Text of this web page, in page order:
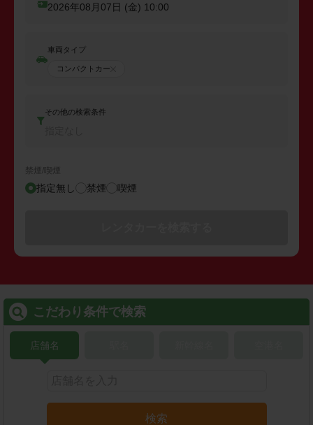
2026年08月07日 (金) 10:00
車両タイプ
コンパクトカー
その他の検索条件
禁煙/喫煙
指定無し 禁煙 喫煙
こだわり条件で検索
店舗名
検索